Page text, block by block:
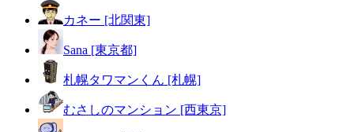
カネー [北関東]
Sana [東京都]
札幌タワマンくん [札幌]
むさしのマンション [西東京]